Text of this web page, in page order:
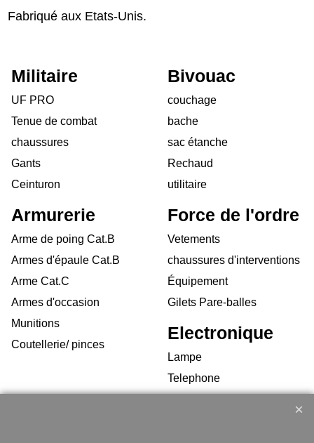
Fabriqué aux Etats-Unis.
Militaire
UF PRO
Tenue de combat
chaussures
Gants
Ceinturon
Bivouac
couchage
bache
sac étanche
Rechaud
utilitaire
Armurerie
Arme de poing Cat.B
Armes d'épaule Cat.B
Arme Cat.C
Armes d'occasion
Munitions
Coutellerie/ pinces
Force de l'ordre
Vetements
chaussures d'interventions
Équipement
Gilets Pare-balles
Electronique
Lampe
Telephone